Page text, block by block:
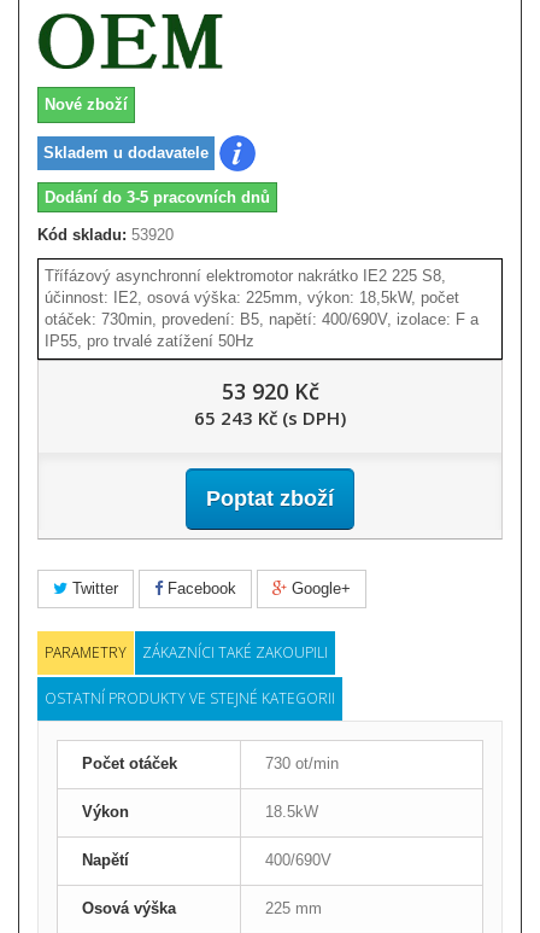
Nové zboží
Skladem u dodavatele
Dodání do 3-5 pracovních dnů
Kód skladu: 53920
Třífázový asynchronní elektromotor nakrátko IE2 225 S8,
účinnost: IE2, osová výška: 225mm, výkon: 18,5kW, počet
otáček: 730min, provedení: B5, napětí: 400/690V, izolace: F a
IP55, pro trvalé zatížení 50Hz
53 920 Kč
65 243 Kč (s DPH)
Poptat zboží
Twitter Facebook Google+
PARAMETRY ZÁKAZNÍCI TAKÉ ZAKOUPILI
OSTATNÍ PRODUKTY VE STEJNÉ KATEGORII
Počet otáček 730 ot/min
Výkon 18.5kW
Napětí 400/690V
Osová výška 225 mm